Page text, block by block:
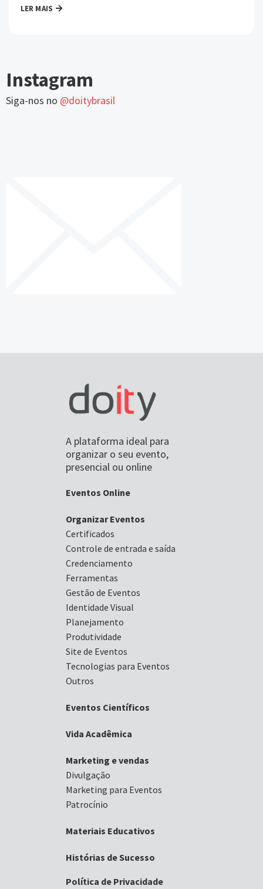
LER MAIS
Instagram
Siga-nos no @doitybrasil
A plataforma ideal para
organizar o seu evento,
presencial ou online
Eventos Online
Organizar Eventos
Certificados
Controle de entrada e saída
Credenciamento
Ferramentas
Gestão de Eventos
Identidade Visual
Planejamento
Produtividade
Site de Eventos
Tecnologias para Eventos
Outros
Eventos Científicos
Vida Acadêmica
Marketing e vendas
Divulgação
Marketing para Eventos
Patrocínio
Materiais Educativos
Histórias de Sucesso
Política de Privacidade